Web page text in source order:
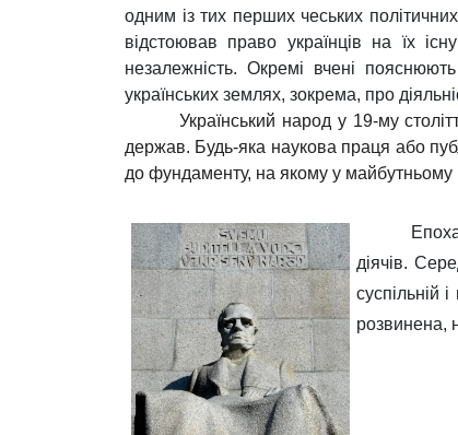
одним із тих перших чеських
відстоював право українців на їх
незалежність. Окремі вчені
українських землях, зокрема, про
Український народ у 19-му
держав. Будь-яка наукова праця або
до фундаменту, на якому у майбутньому
діячів.
суспільній
розвинена,